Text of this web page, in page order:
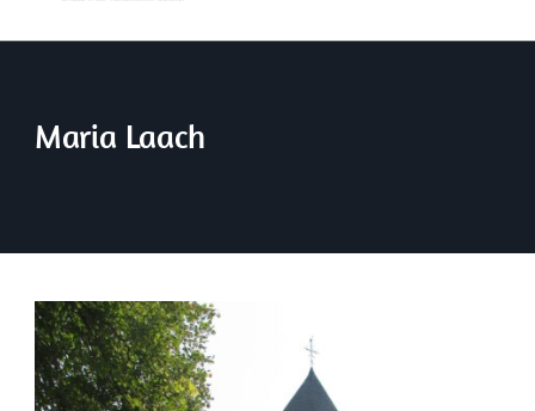
Fewo Vulkanpark
Maria Laach